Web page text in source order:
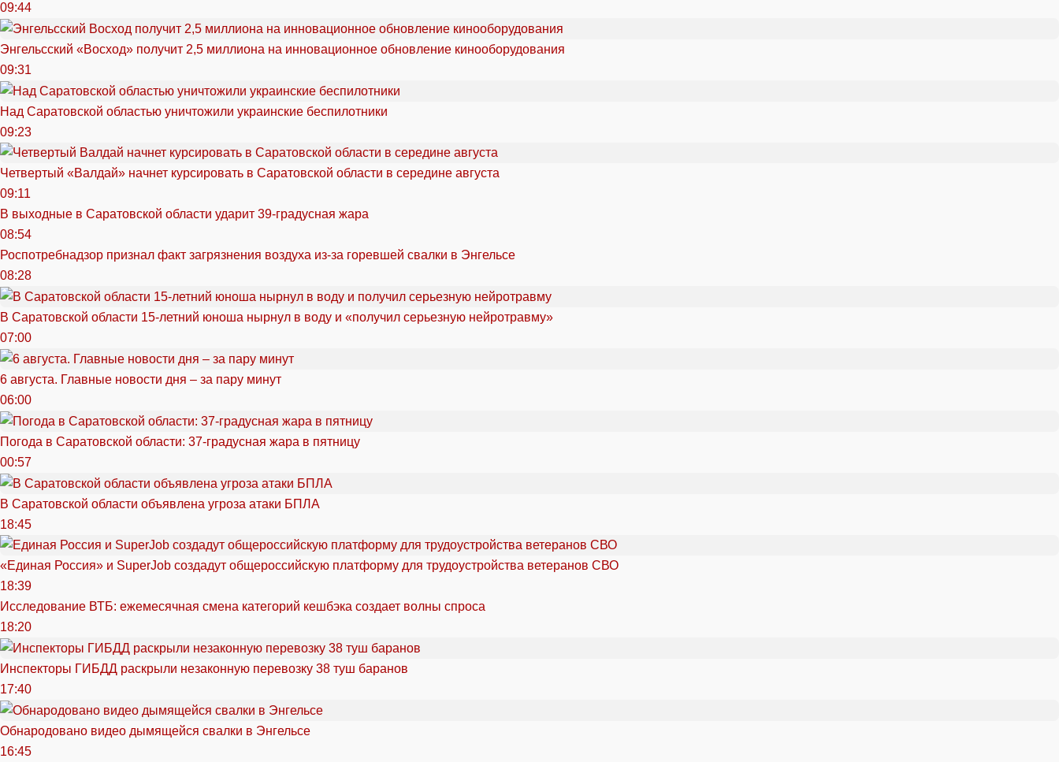
09:44
Энгельсский «Восход» получит 2,5 миллиона на инновационное обновление кинооборудования
09:31
Над Саратовской областью уничтожили украинские беспилотники
09:23
Четвертый «Валдай» начнет курсировать в Саратовской области в середине августа
09:11
В выходные в Саратовской области ударит 39-градусная жара
08:54
Роспотребнадзор признал факт загрязнения воздуха из-за горевшей свалки в Энгельсе
08:28
В Саратовской области 15-летний юноша нырнул в воду и «получил серьезную нейротравму»
07:00
6 августа. Главные новости дня – за пару минут
06:00
Погода в Саратовской области: 37-градусная жара в пятницу
00:57
В Саратовской области объявлена угроза атаки БПЛА
18:45
«Единая Россия» и SuperJob создадут общероссийскую платформу для трудоустройства ветеранов СВО
18:39
Исследование ВТБ: ежемесячная смена категорий кешбэка создает волны спроса
18:20
Инспекторы ГИБДД раскрыли незаконную перевозку 38 туш баранов
17:40
Обнародовано видео дымящейся свалки в Энгельсе
16:45